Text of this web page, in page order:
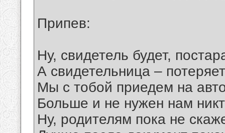
Припев:
Ну, свидетель будет,
А свидетельница –
Мы с тобой приедем на
Больше и не нужен нам
Ну, родителям пока не